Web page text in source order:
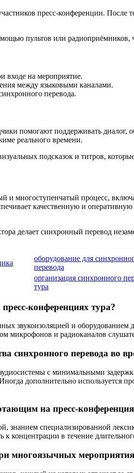
пресс-конференции. После
пультов или радиоприёмников,
входе на мероприятие.
между языковыми каналами.
перевода.
помогают поддерживать
реального времени.
подсказок и титров,
многоступенчатый процесс,
качественную и
делает синхронный перевод
оборудование для
перевода
организация синхронного
тура
конференциях тура?
звукоизоляцией и оборудованием
микрофонов и радиоканалов
синхронного перевода во
с минимальными
дополнительно используется
на пресс-
знанием специализированной
к концентрации в течение
многоязычных